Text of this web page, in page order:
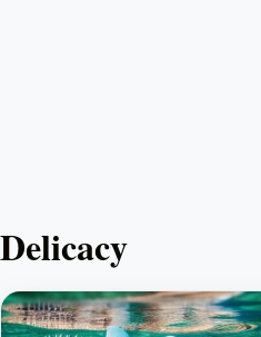
Delicacy